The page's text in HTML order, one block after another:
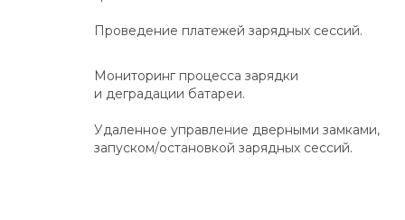
Проведение платежей зарядных сессий.
Мониторинг процесса зарядки
и деградации батареи.
Удаленное управление дверными замками,
запуском/остановкой зарядных сессий.